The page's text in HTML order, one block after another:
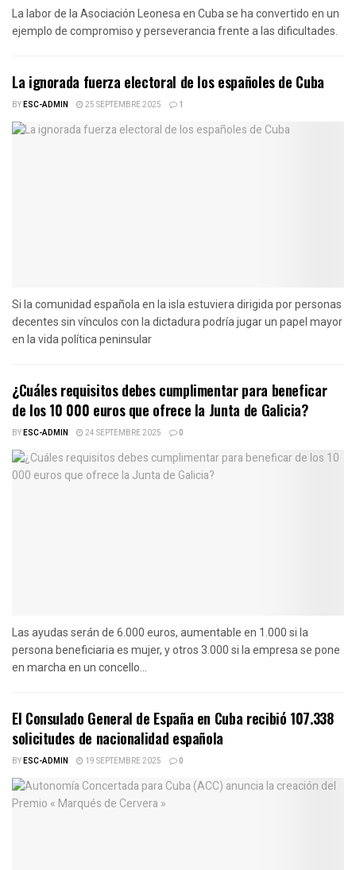
La labor de la Asociación Leonesa en Cuba se ha convertido en un
ejemplo de compromiso y perseverancia frente a las dificultades.
La ignorada fuerza electoral de los españoles de Cuba
BYESC-ADMIN 25 SEPTEMBRE 2025 1
Si la comunidad española en la isla estuviera dirigida por personas
decentes sin vínculos con la dictadura podría jugar un papel mayor
en la vida política peninsular
¿Cuáles requisitos debes cumplimentar para beneficar
de los 10 000 euros que ofrece la Junta de Galicia?
BYESC-ADMIN 24 SEPTEMBRE 2025 0
Las ayudas serán de 6.000 euros, aumentable en 1.000 si la
persona beneficiaria es mujer, y otros 3.000 si la empresa se pone
en marcha en un concello...
El Consulado General de España en Cuba recibió 107.338
solicitudes de nacionalidad española
BYESC-ADMIN 19 SEPTEMBRE 2025 0